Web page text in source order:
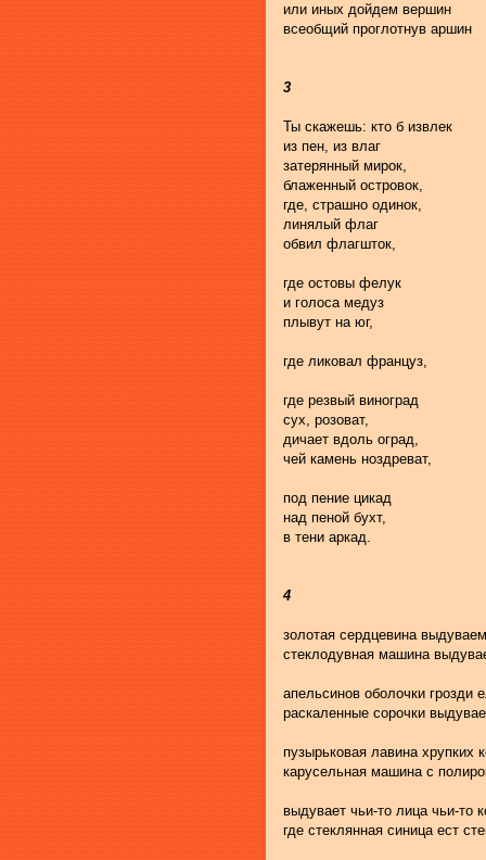
или иных дойдем вершин
всеобщий проглотнув аршин
3
Ты скажешь: кто б извлек
из пен, из влаг
затерянный мирок,
блаженный островок,
где, страшно одинок,
линялый флаг
обвил флагшток,
где остовы фелук
и голоса медуз
плывут на юг,
где ликовал француз,
где резвый виноград
сух, розоват,
дичает вдоль оград,
чей камень ноздреват,
под пение цикад
над пеной бухт,
в тени аркад.
4
золотая сердцевина
стеклодувная машина
апельсинов оболочки грозди
раскаленные сорочки
пузырьковая лавина хрупких
карусельная машина с
выдувает чьи-то лица чьи-то
где стеклянная синица ест